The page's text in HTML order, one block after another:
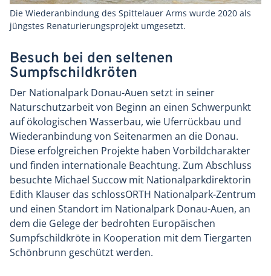
Die Wiederanbindung des Spittelauer Arms wurde 2020 als
jüngstes Renaturierungsprojekt umgesetzt.
Besuch bei den seltenen
Sumpfschildkröten
Der Nationalpark Donau-Auen setzt in seiner
Naturschutzarbeit von Beginn an einen Schwerpunkt
auf ökologischen Wasserbau, wie Uferrückbau und
Wiederanbindung von Seitenarmen an die Donau.
Diese erfolgreichen Projekte haben Vorbildcharakter
und finden internationale Beachtung. Zum Abschluss
besuchte Michael Succow mit Nationalparkdirektorin
Edith Klauser das schlossORTH Nationalpark-Zentrum
und einen Standort im Nationalpark Donau-Auen, an
dem die Gelege der bedrohten Europäischen
Sumpfschildkröte in Kooperation mit dem Tiergarten
Schönbrunn geschützt werden.